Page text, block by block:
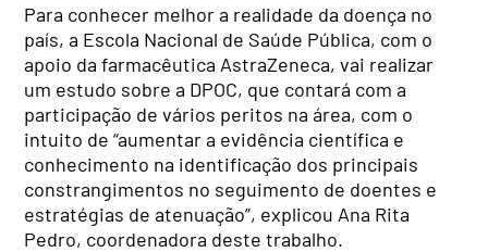
Para conhecer melhor a realidade da doença no
país, a Escola Nacional de Saúde Pública, com o
apoio da farmacêutica AstraZeneca, vai realizar
um estudo sobre a DPOC, que contará com a
participação de vários peritos na área, com o
intuito de “aumentar a evidência científica e
conhecimento na identificação dos principais
constrangimentos no seguimento de doentes e
estratégias de atenuação”, explicou Ana Rita
Pedro, coordenadora deste trabalho.